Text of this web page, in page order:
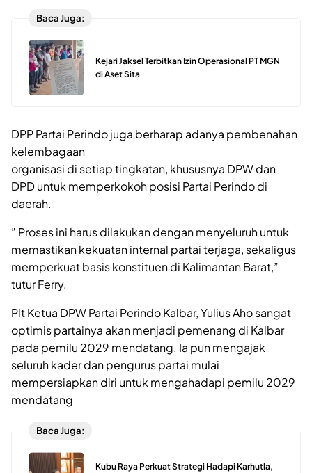
Baca Juga:
Kejari Jaksel Terbitkan Izin Operasional PT MGN
di Aset Sita
DPP Partai Perindo juga berharap adanya pembenahan
kelembagaan
organisasi di setiap tingkatan, khususnya DPW dan
DPD untuk memperkokoh posisi Partai Perindo di
daerah.
” Proses ini harus dilakukan dengan menyeluruh untuk
memastikan kekuatan internal partai terjaga, sekaligus
memperkuat basis konstituen di Kalimantan Barat,”
tutur Ferry.
Plt Ketua DPW Partai Perindo Kalbar, Yulius Aho sangat
optimis partainya akan menjadi pemenang di Kalbar
pada pemilu 2029 mendatang. Ia pun mengajak
seluruh kader dan pengurus partai mulai
mempersiapkan diri untuk mengahadapi pemilu 2029
mendatang
Baca Juga:
Kubu Raya Perkuat Strategi Hadapi Karhutla,